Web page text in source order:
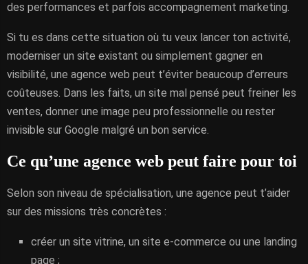
des performances et parfois accompagnement marketing.
Si tu es dans cette situation où tu veux lancer ton activité,
moderniser un site existant ou simplement gagner en
visibilité, une agence web peut t’éviter beaucoup d’erreurs
coûteuses. Dans les faits, un site mal pensé peut freiner les
ventes, donner une image peu professionnelle ou rester
invisible sur Google malgré un bon service.
Ce qu’une agence web peut faire pour toi
Selon son niveau de spécialisation, une agence peut t’aider
sur des missions très concrètes :
créer un site vitrine, un site e-commerce ou une landing
page ;